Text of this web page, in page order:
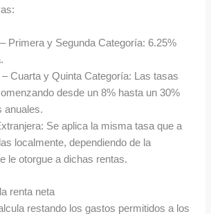
Primera y Segunda Categoría: 6.25%
Cuarta y Quinta Categoría: Las tasas
desde un 8% hasta un 30%
anuales.
Se aplica la misma tasa que a
localmente, dependiendo de la
le otorgue a dichas rentas.
renta neta
restando los gastos permitidos a los